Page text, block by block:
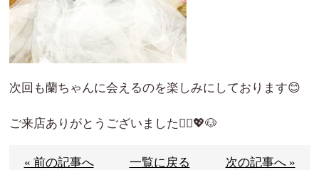
次回も蘭ちゃんに会えるのを楽しみにしております😊
ご来店ありがとうございました🙇‍♀️💖🐶
« 前の記事へ 一覧に戻る 次の記事へ »